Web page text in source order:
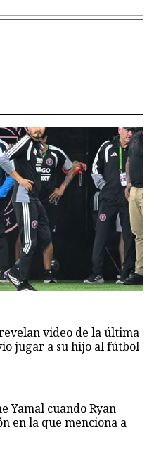
video de la última
jugar a su hijo al fútbol
Yamal cuando Ryan
en la que menciona a